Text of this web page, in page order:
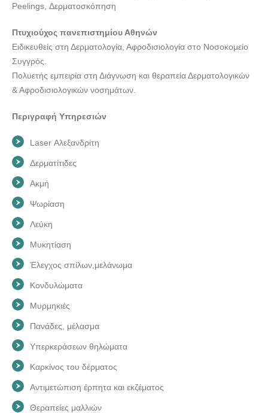
Peelings, Δερματοσκόπηση
Πτυχιούχος πανεπιστημίου Αθηνών
Ειδικευθείς στη Δερματολογία, Αφροδισιολογία στο Νοσοκομείο
Συγγρός.
Πολυετής εμπειρία στη Διάγνωση και θεραπεία Δερματολογικών
& Αφροδισιολογικών νοσημάτων.
Περιγραφή Υπηρεσιών
Laser Αλεξανδρίτη
Δερματίτιδες
Ακμή
Ψωρίαση
Λεύκη
Μυκητίαση
Έλεγχος σπίλων,μελάνωμα
Κονδυλώματα
Μυρμηκιές
Πανάδες, μέλασμα
Υπερκεράσεων θηλώματα
Καρκίνος του δέρματος
Αντιμετώπιση έρπητα και εκζέματος
Θεραπείες μαλλιών